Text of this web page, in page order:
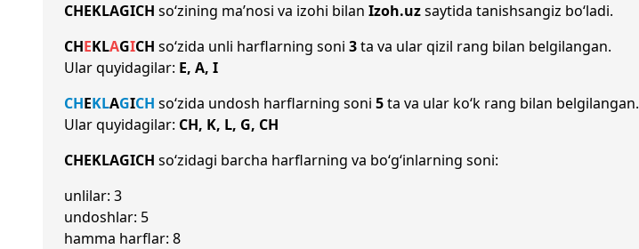
CHEKLAGICH so‘zining ma’nosi va izohi bilan Izoh.uzsaytida tanishsangiz bo‘ladi.
CHEKLAGICH so‘zida unli harflarning soni 3ta va ular qizil rang bilan belgilangan.
Ular quyidagilar: E, A, I
CHEKLAGICH so‘zida undosh harflarning soni 5ta va ular ko‘k rang bilan belgilangan.
Ular quyidagilar: CH, K, L, G, CH
CHEKLAGICH so‘zidagi barcha harflarning va bo‘g‘inlarning soni:
unlilar: 3
undoshlar: 5
hamma harflar: 8